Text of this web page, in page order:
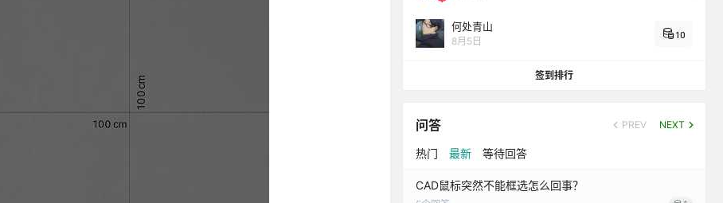
何处青山
8月5日
10
签到排行
问答 PREV NEXT
热门 最新 等待回答
CAD鼠标突然不能框选怎么回事？